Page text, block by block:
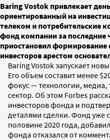
Baring Vostok привлекает
ориентированный на
телеком и потребительские
фонд компании за последние
приостановил формирование
инвесторов арестом
Baring Vostok запускает
Его объем составит менее
фокус — технологии, медиа,
сектор. Об этом Forbes
инвесторов фонда и
деталями сделки. Фонд уже
половине 2020 года,
фонда отказался от